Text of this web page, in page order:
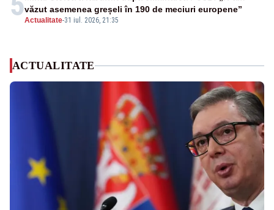
Actualitate-31 iul. 2026, 21:35
văzut asemenea greșeli în 190 de meciuri europene”
ACTUALITATE